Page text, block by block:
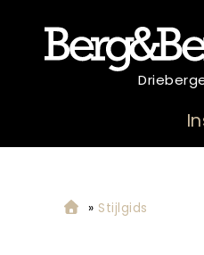
» Stijlgids